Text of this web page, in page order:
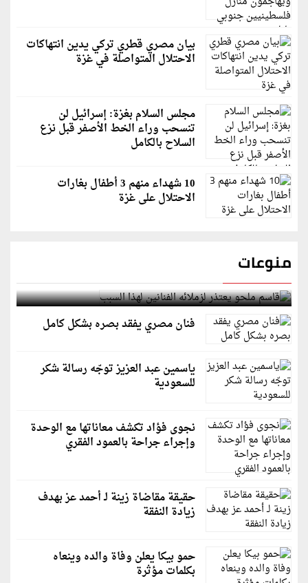
بيان مصري قطري تركي يدين انتهاكات
الاحتلال المتواصلة في غزة
مجلس السلام بغزة: إسرائيل لن
تنسحب وراء الخط الأصفر قبل نزع
السلاح بالكامل
10 شهداء منهم 3 أطفال بغارات
الاحتلال على غزة
منوعات
قاسم ملحو يعتذر لزملائه الفنانين لهذا السبب
فنان مصري يفقد بصره بشكل كامل
ياسمين عبد العزيز توجّه رسالة شكر
للسعودية
نجوى فؤاد تكشف معاناتها مع الوحدة
وإجراء جراحة بالعمود الفقري
حقيقة مقاضاة زينة لـ أحمد عز بهدف
زيادة النفقة
حمو بيكا يعلن وفاة والده وينعاه
بكلمات مؤثرة